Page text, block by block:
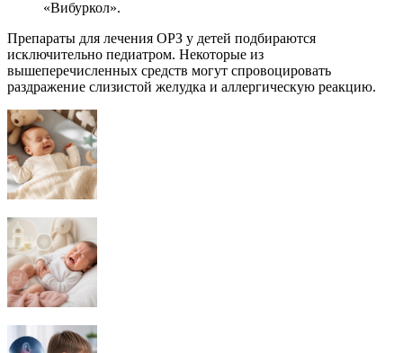
«Вибуркол».
Препараты для лечения ОРЗ у детей подбираются
исключительно педиатром. Некоторые из
вышеперечисленных средств могут спровоцировать
раздражение слизистой желудка и аллергическую реакцию.